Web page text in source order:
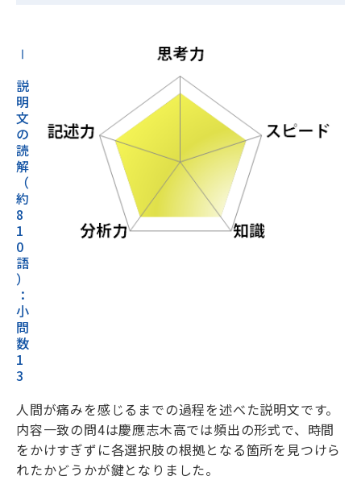
企業情報
採用情報
SAPIX中学部公式SNS
Ⅰ
説
明
文
の
読
解
（
約
8
1
0
語
）
：
小
問
数
1
3
人間が痛みを感じるまでの過程を述べた説明文です。
内容一致の問4は慶應志木高では頻出の形式で、時間
をかけすぎずに各選択肢の根拠となる箇所を見つけら
れたかどうかが鍵となりました。